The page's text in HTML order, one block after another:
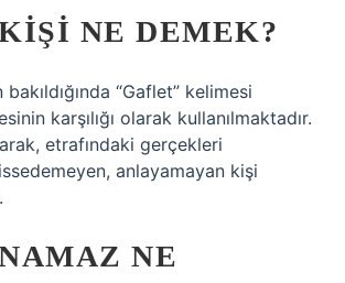
NE DEMEK?
bakıldığında “Gaflet” kelimesi
karşılığı olarak kullanılmaktadır.
etrafındaki gerçekleri
anlayamayan kişi
NE